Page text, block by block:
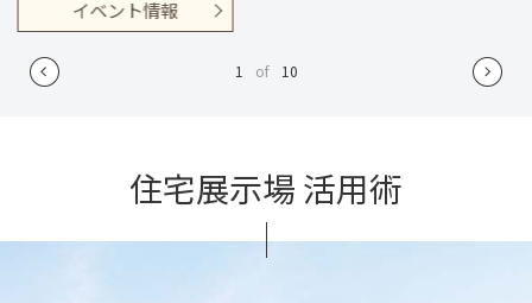
イベント情報
1 of 10
住宅展示場 活用術